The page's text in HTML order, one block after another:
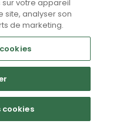
de confidentialité
votre appareil
site, analyser son
de marketing.
cookies